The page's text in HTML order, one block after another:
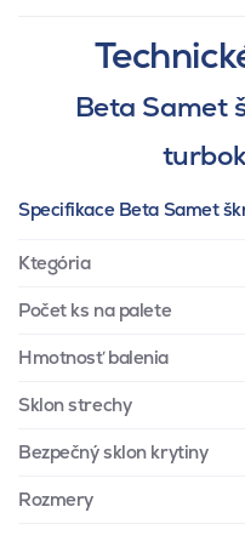
Beta Samet
Specifikace Beta Samet
Ktegória
Počet ks na palete
Hmotnosť balenia
Sklon strechy
Bezpečný sklon krytiny
Rozmery